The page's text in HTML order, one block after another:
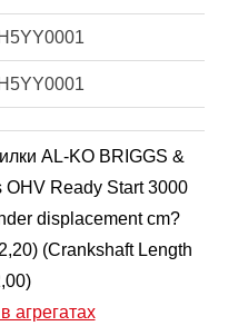
AL-KO BRIGGS &
Ready Start 3000
displacement cm?
(Crankshaft Length
агрегатах